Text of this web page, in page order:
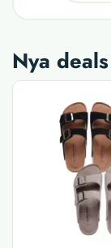
Nya deals